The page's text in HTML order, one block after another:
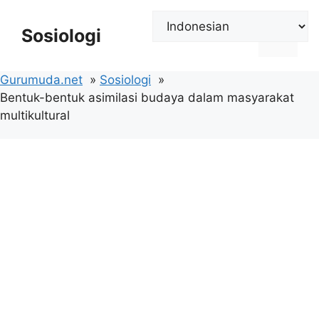
Sosiologi
Gurumuda.net
Sosiologi
Bentuk-bentuk asimilasi budaya dalam masyarakat
multikultural